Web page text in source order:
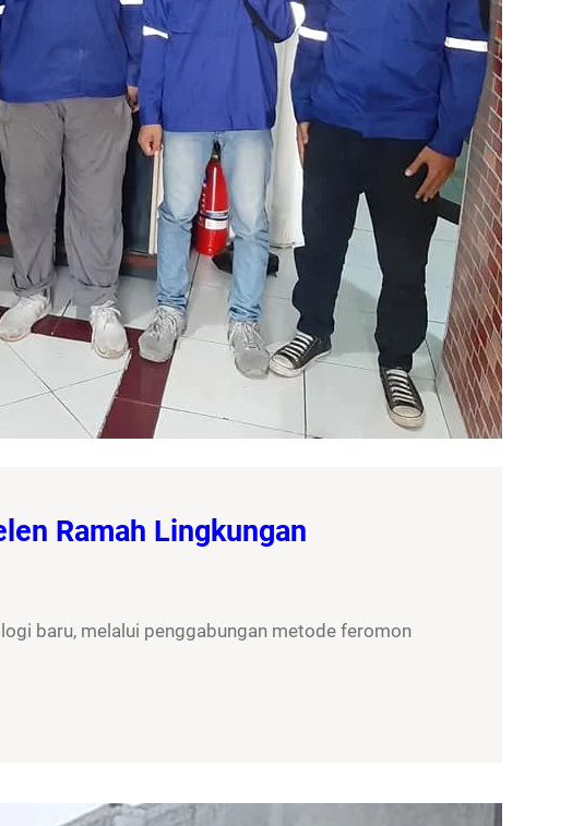
Ramah Lingkungan
baru, melalui penggabungan metode feromon